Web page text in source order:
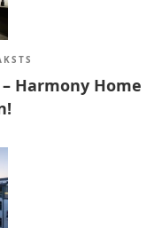
Harmony Home